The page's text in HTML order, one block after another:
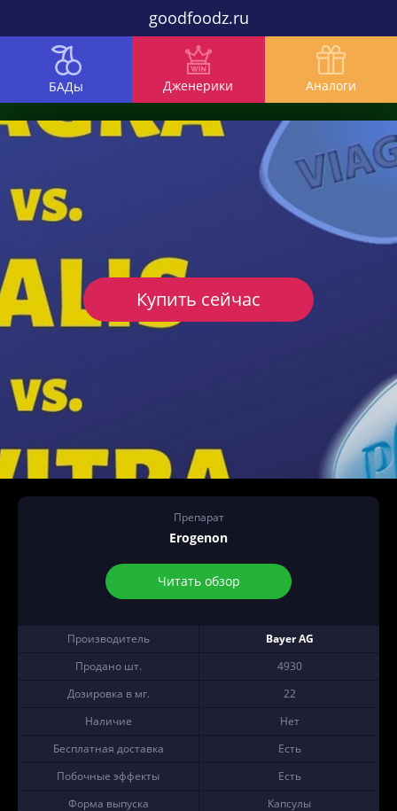
goodfoodz.ru
БАДы Дженерики Аналоги
Препарат
Erogenon
Читать обзор
Производитель
Bayer AG
Продано шт.
4930
Дозировка в мг.
22
Наличие
Нет
Бесплатная доставка
Есть
Побочные эффекты
Есть
Форма выпуска
Капсулы
Купить сейчас